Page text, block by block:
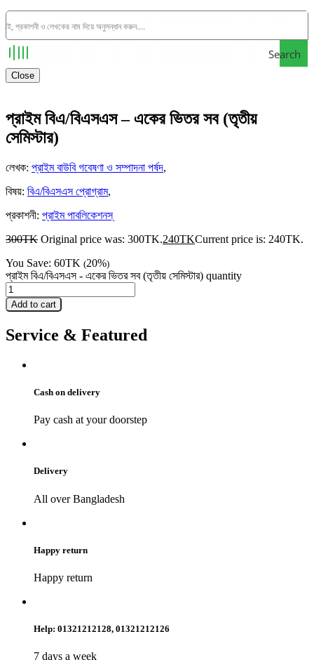
Search
Close
প্রাইম বিএ/বিএসএস – একের ভিতর সব (তৃতীয়
সেমিস্টার)
লেখক: প্রাইম বাউবি গবেষণা ও সম্পাদনা পর্ষদ,
বিষয়: বিএ/বিএসএস প্রোগ্রাম,
প্রকাশনী: প্রাইম পাবলিকেশনস্
300TK Original price was: 300TK.240TKCurrent price is: 240TK.
You Save: 60TK (20%)
প্রাইম বিএ/বিএসএস - একের ভিতর সব (তৃতীয় সেমিস্টার) quantity
Add to cart
Service & Featured
Cash on delivery
Pay cash at your doorstep
Delivery
All over Bangladesh
Happy return
Happy return
Help: 01321212128, 01321212126
7 days a week